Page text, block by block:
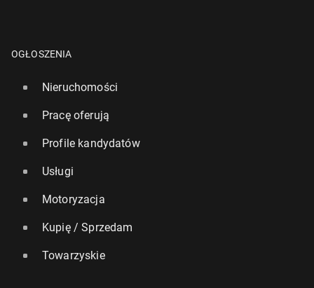
OGŁOSZENIA
Nieruchomości
Pracę oferują
Profile kandydatów
Usługi
Motoryzacja
Kupię / Sprzedam
Towarzyskie